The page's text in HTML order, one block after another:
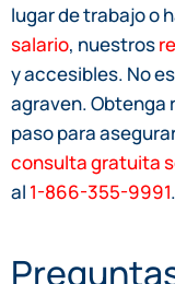
lugar de trabajo o
salario, nuestros
y accesibles. No
agraven. Obtenga
paso para
consulta gratuita
al 1-866-355-9991.